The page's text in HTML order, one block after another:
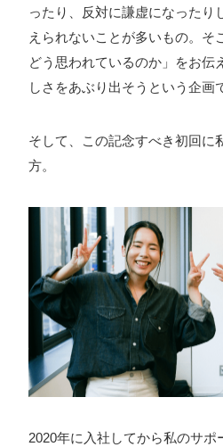
ムドライブ就活ちゃんねる #ゲー
ォン国勢調査 #ソーシャルゲーム
ログラム愛 #ゆるめの日常 #中
実績
#健康優良法人 #入社式
#制作進行・進行管理・ゲー
受託事業 #完全に理解した #就活
末年始 #採用 #採用向け #新卒
#看板 #社員紹介
福利厚生 #第3の賃上げ #総務
株式会社シフォン
〒101-0047
東京都千代田区内神田2-12-5 内
GoogleMaps
ったり、反対に謙虚になったり
えられないことが多いもの。そ
どう思われているのか」をお伝
しさをあぶり出そうという企画
そして、この記念すべき初回に
方。
2020年に入社してから私のサポ